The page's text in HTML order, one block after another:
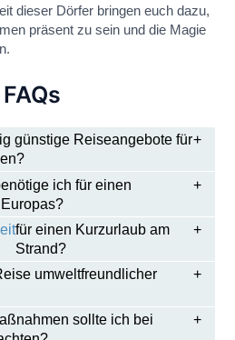
dieser Dörfer bringen euch dazu,
präsent zu sein und die Magie
FAQs
günstige Reiseangebote für
ich für einen
für einen Kurzurlaub am
Strand?
umweltfreundlicher
sollte ich bei